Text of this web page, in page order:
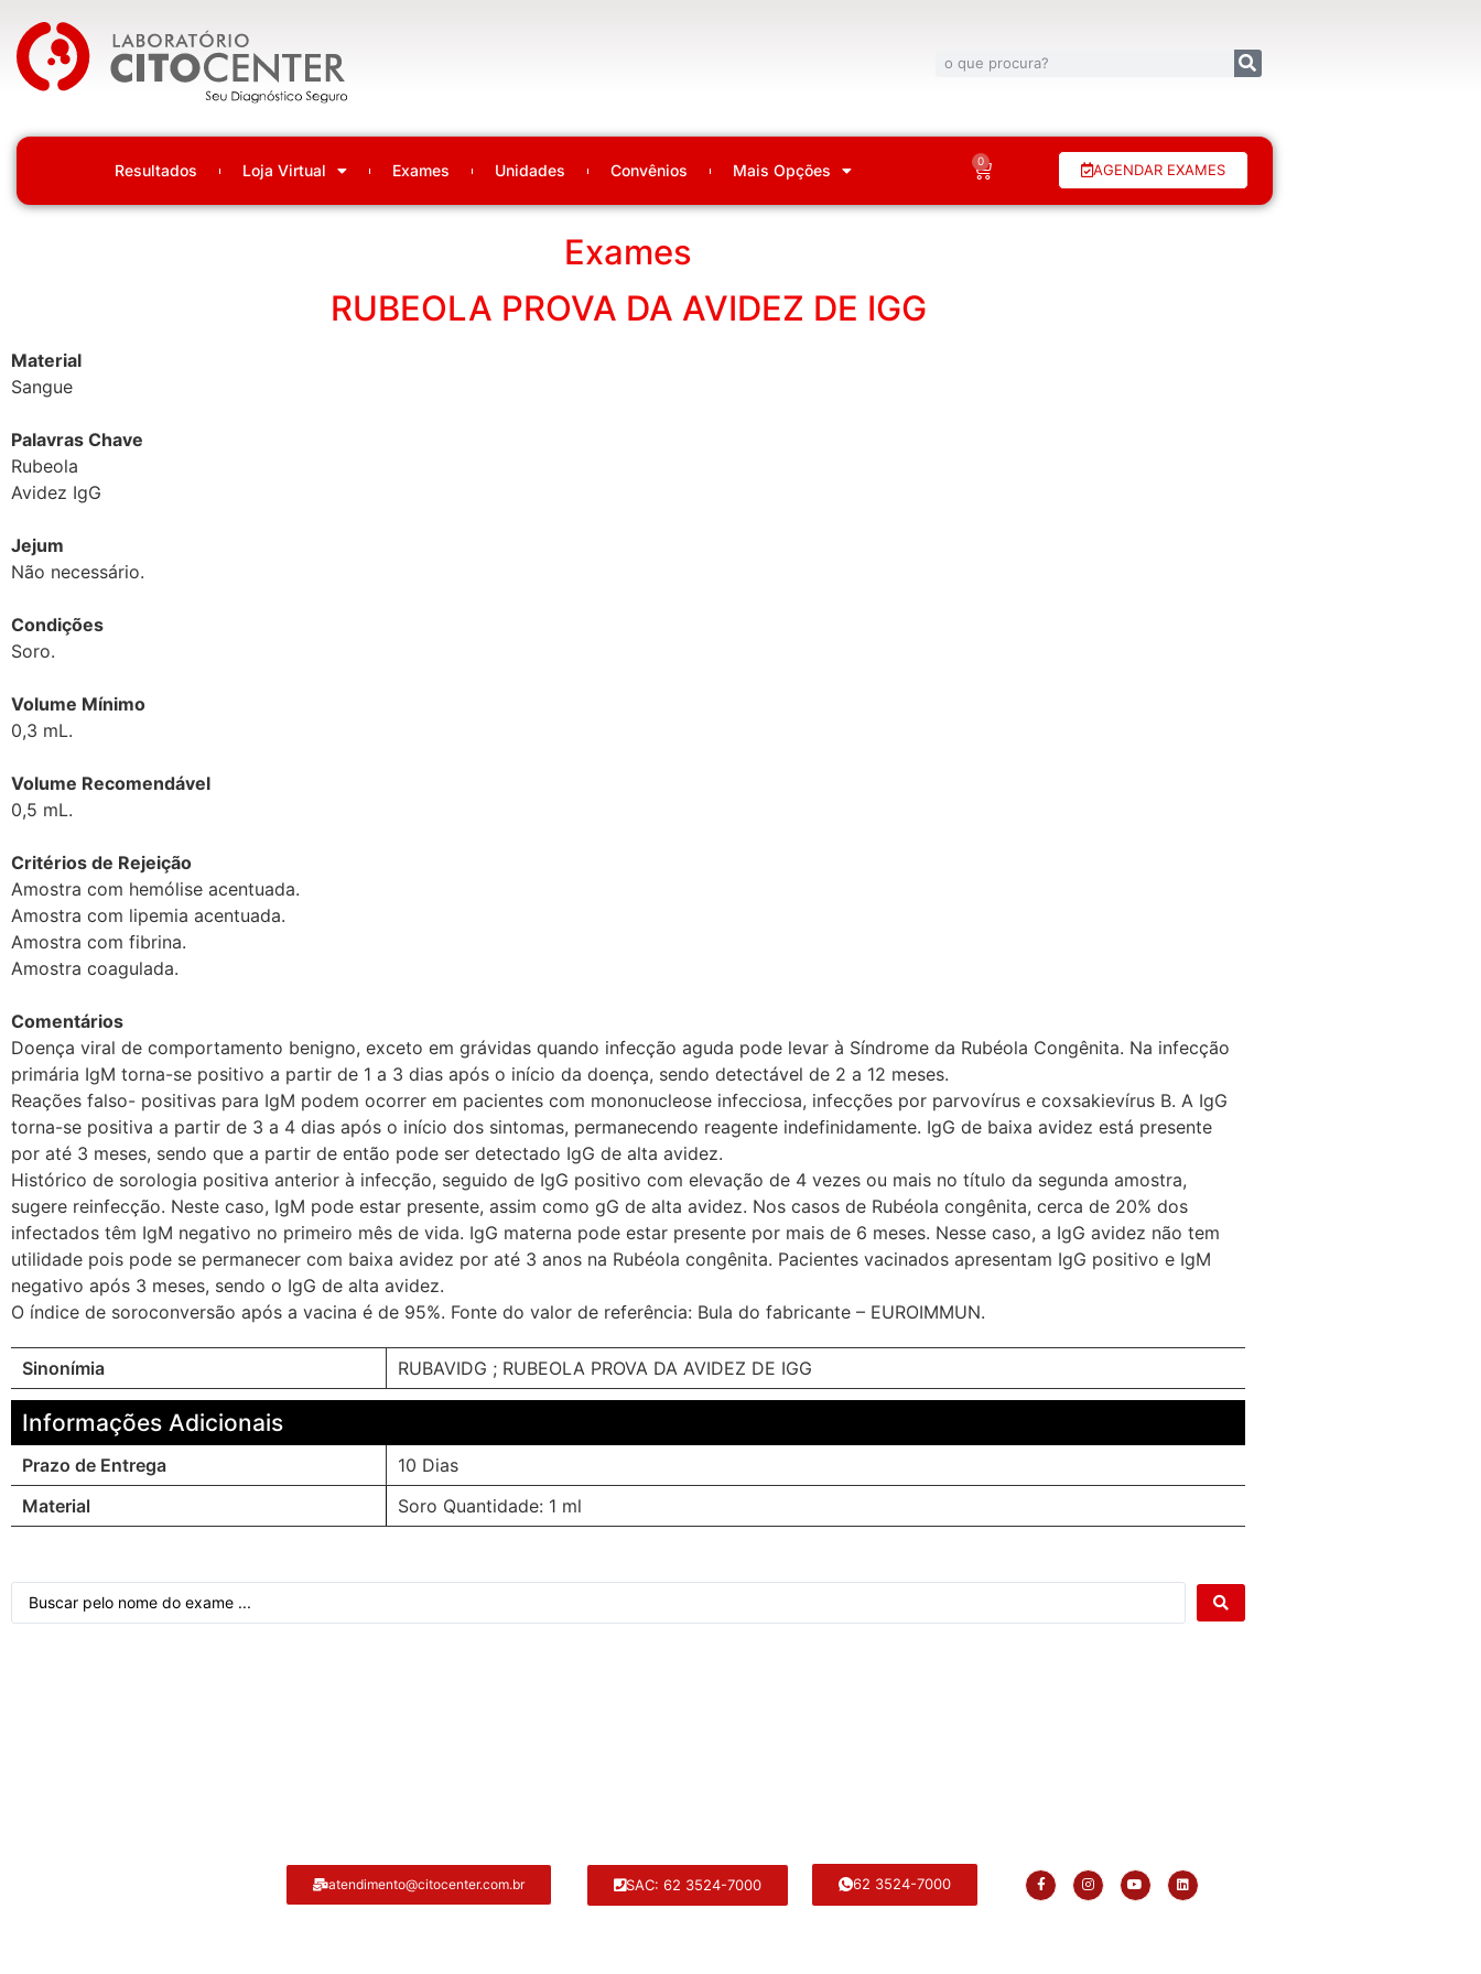
Laboratório Citocenter
Resultados Loja Virtual Exames Unidades Convênios Mais Opções 0 AGENDAR EXAMES
Exames
RUBEOLA PROVA DA AVIDEZ DE IGG
Material
Sangue
Palavras Chave
Rubeola
Avidez IgG
Jejum
Não necessário.
Condições
Soro.
Volume Mínimo
0,3 mL.
Volume Recomendável
0,5 mL.
Critérios de Rejeição
Amostra com hemólise acentuada.
Amostra com lipemia acentuada.
Amostra com fibrina.
Amostra coagulada.
Comentários
Doença viral de comportamento benigno, exceto em grávidas quando infecção aguda pode levar à Síndrome da Rubéola Congênita. Na infecção
primária IgM torna-se positivo a partir de 1 a 3 dias após o início da doença, sendo detectável de 2 a 12 meses.
Reações falso- positivas para IgM podem ocorrer em pacientes com mononucleose infecciosa, infecções por parvovírus e coxsakievírus B. A IgG
torna-se positiva a partir de 3 a 4 dias após o início dos sintomas, permanecendo reagente indefinidamente. IgG de baixa avidez está presente
por até 3 meses, sendo que a partir de então pode ser detectado IgG de alta avidez.
Histórico de sorologia positiva anterior à infecção, seguido de IgG positivo com elevação de 4 vezes ou mais no título da segunda amostra,
sugere reinfecção. Neste caso, IgM pode estar presente, assim como gG de alta avidez. Nos casos de Rubéola congênita, cerca de 20% dos
infectados têm IgM negativo no primeiro mês de vida. IgG materna pode estar presente por mais de 6 meses. Nesse caso, a IgG avidez não tem
utilidade pois pode se permanecer com baixa avidez por até 3 anos na Rubéola congênita. Pacientes vacinados apresentam IgG positivo e IgM
negativo após 3 meses, sendo o IgG de alta avidez.
O índice de soroconversão após a vacina é de 95%. Fonte do valor de referência: Bula do fabricante – EUROIMMUN.
Sinonímia RUBAVIDG ; RUBEOLA PROVA DA AVIDEZ DE IGG
Informações Adicionais
Prazo de Entrega
10 Dias
Material
Soro Quantidade: 1 ml
atendimento@citocenter.com.br SAC: 62 3524-7000 62 3524-7000